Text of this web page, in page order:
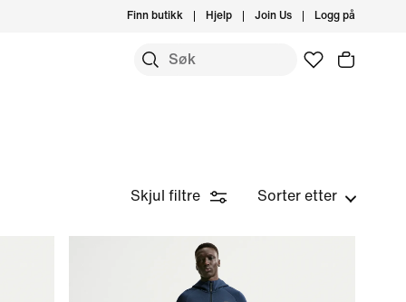
Finn butikk Hjelp Join Us Logg på
Skjul filtre Sorter etter